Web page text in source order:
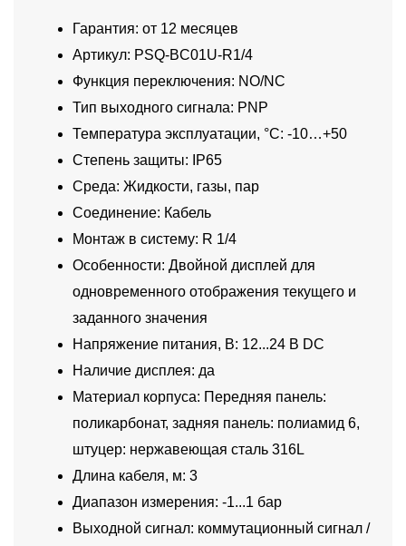
Гарантия: от 12 месяцев
Артикул: PSQ-BC01U-R1/4
Функция переключения: NO/NC
Тип выходного сигнала: PNP
Температура эксплуатации, °C: -10…+50
Степень защиты: IP65
Среда: Жидкости, газы, пар
Соединение: Кабель
Монтаж в систему: R 1/4
Особенности: Двойной дисплей для
одновременного отображения текущего и
заданного значения
Напряжение питания, В: 12...24 В DC
Наличие дисплея: да
Материал корпуса: Передняя панель:
поликарбонат, задняя панель: полиамид 6,
штуцер: нержавеющая сталь 316L
Длина кабеля, м: 3
Диапазон измерения: -1...1 бар
Выходной сигнал: коммутационный сигнал /